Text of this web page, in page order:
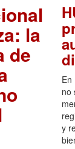
la
de
En
no
y